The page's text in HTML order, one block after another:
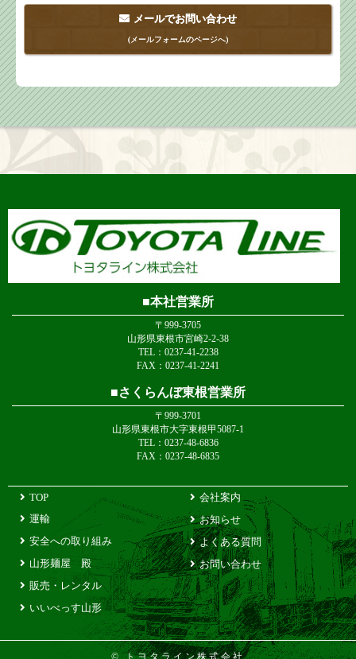
メールでお問い合わせ
(メールフォームのページへ)
本社営業所
〒999-3705
山形県東根市宮崎2-2-38
TEL：0237-41-2238
FAX：0237-41-2241
さくらんぼ東根営業所
〒999-3701
山形県東根市大字東根甲5087-1
TEL：0237-48-6836
FAX：0237-48-6835
TOP
運輸
安全への取り組み
山形麺屋 殿
販売・レンタル
いいべっす山形
会社案内
お知らせ
よくある質問
お問い合わせ
©トヨタライン株式会社